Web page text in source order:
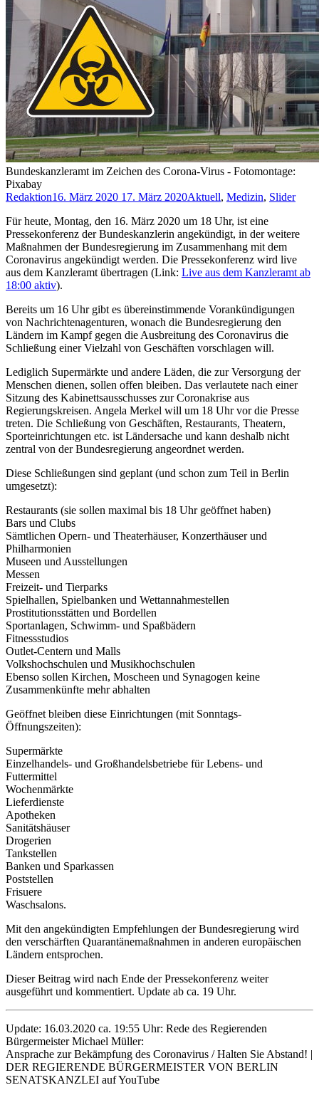
Bundeskanzleramt im Zeichen des Corona-Virus - Fotomontage:
Pixabay
Redaktion16. März 2020 17. März 2020Aktuell, Medizin, Slider
Für heute, Montag, den 16. März 2020 um 18 Uhr, ist eine
Pressekonferenz der Bundeskanzlerin angekündigt, in der weitere
Maßnahmen der Bundesregierung im Zusammenhang mit dem
Coronavirus angekündigt werden. Die Pressekonferenz wird live
aus dem Kanzleramt übertragen (Link: Live aus dem Kanzleramt ab
18:00 aktiv).
Bereits um 16 Uhr gibt es übereinstimmende Vorankündigungen
von Nachrichtenagenturen, wonach die Bundesregierung den
Ländern im Kampf gegen die Ausbreitung des Coronavirus die
Schließung einer Vielzahl von Geschäften vorschlagen will.
Lediglich Supermärkte und andere Läden, die zur Versorgung der
Menschen dienen, sollen offen bleiben. Das verlautete nach einer
Sitzung des Kabinettsausschusses zur Coronakrise aus
Regierungskreisen. Angela Merkel will um 18 Uhr vor die Presse
treten. Die Schließung von Geschäften, Restaurants, Theatern,
Sporteinrichtungen etc. ist Ländersache und kann deshalb nicht
zentral von der Bundesregierung angeordnet werden.
Diese Schließungen sind geplant (und schon zum Teil in Berlin
umgesetzt):
Restaurants (sie sollen maximal bis 18 Uhr geöffnet haben)
Bars und Clubs
Sämtlichen Opern- und Theaterhäuser, Konzerthäuser und
Philharmonien
Museen und Ausstellungen
Messen
Freizeit- und Tierparks
Spielhallen, Spielbanken und Wettannahmestellen
Prostitutionsstätten und Bordellen
Sportanlagen, Schwimm- und Spaßbädern
Fitnessstudios
Outlet-Centern und Malls
Volkshochschulen und Musikhochschulen
Ebenso sollen Kirchen, Moscheen und Synagogen keine
Zusammenkünfte mehr abhalten
Geöffnet bleiben diese Einrichtungen (mit Sonntags-
Öffnungszeiten):
Supermärkte
Einzelhandels- und Großhandelsbetriebe für Lebens- und
Futtermittel
Wochenmärkte
Lieferdienste
Apotheken
Sanitätshäuser
Drogerien
Tankstellen
Banken und Sparkassen
Poststellen
Frisuere
Waschsalons.
Mit den angekündigten Empfehlungen der Bundesregierung wird
den verschärften Quarantänemaßnahmen in anderen europäischen
Ländern entsprochen.
Dieser Beitrag wird nach Ende der Pressekonferenz weiter
ausgeführt und kommentiert. Update ab ca. 19 Uhr.
Update: 16.03.2020 ca. 19:55 Uhr: Rede des Regierenden
Bürgermeister Michael Müller:
Ansprache zur Bekämpfung des Coronavirus / Halten Sie Abstand! |
DER REGIERENDE BÜRGERMEISTER VON BERLIN
SENATSKANZLEI auf YouTube